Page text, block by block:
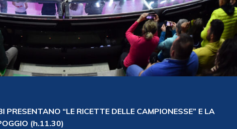
PRESENTANO “LE RICETTE DELLE CAMPIONESSE” E LA
(h.11.30)